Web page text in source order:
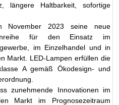
längere Haltbarkeit, sofortige
2023 seine neue
für den Einsatz im
im Einzelhandel und in
Markt. LED-Lampen erfüllen die
A gemäß Ökodesign- und
zunehmende Innovationen im
Markt im Prognosezeitraum